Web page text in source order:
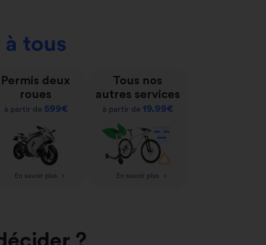
à tous
Permis deux
roues
à partir de 599€
En savoir plus >
Tous nos
autres services
à partir de 19.99€
En savoir plus >
?